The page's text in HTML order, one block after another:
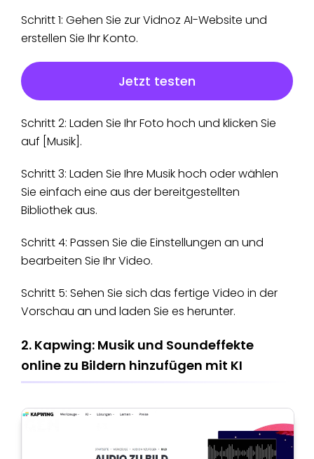
Schritt 1: Gehen Sie zur Vidnoz AI-Website und
erstellen Sie Ihr Konto.
Jetzt testen
Schritt 2: Laden Sie Ihr Foto hoch und klicken Sie
auf [Musik].
Schritt 3: Laden Sie Ihre Musik hoch oder wählen
Sie einfach eine aus der bereitgestellten
Bibliothek aus.
Schritt 4: Passen Sie die Einstellungen an und
bearbeiten Sie Ihr Video.
Schritt 5: Sehen Sie sich das fertige Video in der
Vorschau an und laden Sie es herunter.
2. Kapwing: Musik und Soundeffekte
online zu Bildern hinzufügen mit KI